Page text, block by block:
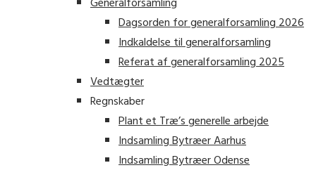
Dagsorden for generalforsamling 2026
Indkaldelse til generalforsamling
Referat af generalforsamling 2025
Vedtægter
Regnskaber
Plant et Træ’s generelle arbejde
Indsamling Bytræer Aarhus
Indsamling Bytræer Odense